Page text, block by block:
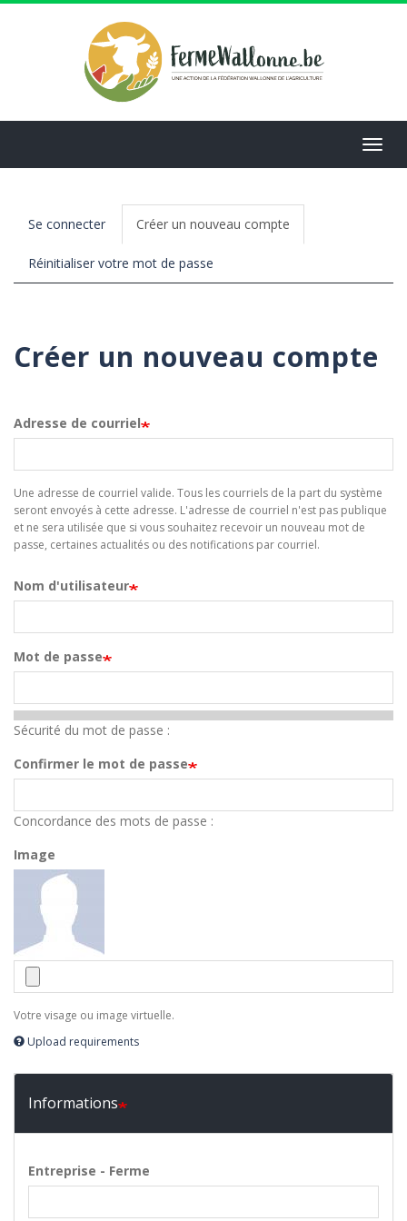
Aller
Primary
Se connecter Créer un nouveau compte
actif)
Réinitialiser votre mot de passe
Créer un nouveau compte
Adresse de courriel
Une adresse de courriel valide. Tous les courriels de la part du système
seront envoyés à cette adresse. L'adresse de courriel n'est pas publique
et ne sera utilisée que si vous souhaitez recevoir un nouveau mot de
passe, certaines actualités ou des notifications par courriel.
Nom d'utilisateur
Mot de passe
Sécurité du mot de passe :
Confirmer le mot de passe
Concordance des mots de passe :
Image
Votre visage ou image virtuelle.
Upload requirements
Informations
Entreprise - Ferme